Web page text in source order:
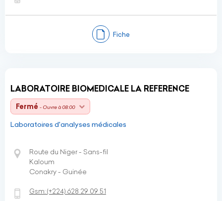
Fiche
LABORATOIRE BIOMEDICALE LA REFERENCE
Fermé - Ouvre à 08:00
Laboratoires d'analyses médicales
Route du Niger - Sans-fil
Kaloum
Conakry - Guinée
Gsm:(+224) 628 29 09 51